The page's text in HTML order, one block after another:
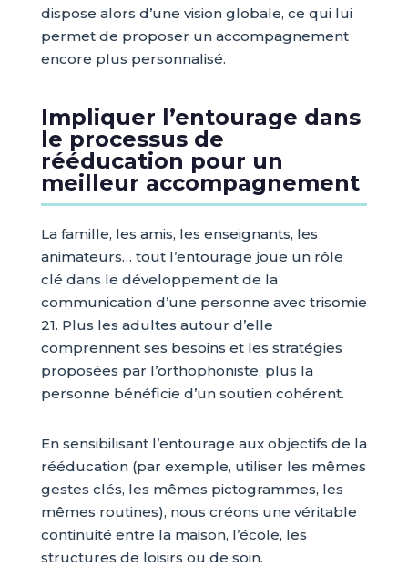
dispose alors d’une vision globale, ce qui lui
permet de proposer un accompagnement
encore plus personnalisé.
Impliquer l’entourage dans
le processus de
rééducation pour un
meilleur accompagnement
La famille, les amis, les enseignants, les
animateurs… tout l’entourage joue un rôle
clé dans le développement de la
communication d’une personne avec trisomie
21. Plus les adultes autour d’elle
comprennent ses besoins et les stratégies
proposées par l’orthophoniste, plus la
personne bénéficie d’un soutien cohérent.
En sensibilisant l’entourage aux objectifs de la
rééducation (par exemple, utiliser les mêmes
gestes clés, les mêmes pictogrammes, les
mêmes routines), nous créons une véritable
continuité entre la maison, l’école, les
structures de loisirs ou de soin.